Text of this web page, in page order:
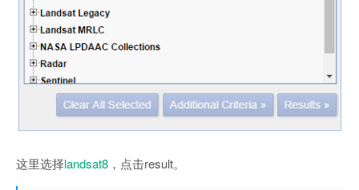
这里选择landsat8 ，点击result。